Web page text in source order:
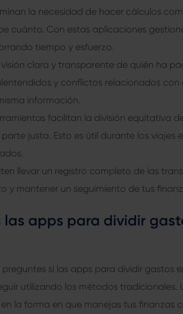
la necesidad de hacer cálculos
cuánto. Con estas aplicaciones
tiempo y esfuerzo.
clara y transparente de quién ha
y conflictos relacionados con
información.
facilitan la división equitativa
justa. Esto es útil durante los viajes
llevar un registro completo de las
y mantener un seguimiento de tus
las apps para dividir
si las apps para dividir gastos
utilizando los métodos tradicionales.
la forma en que manejas tus finanzas